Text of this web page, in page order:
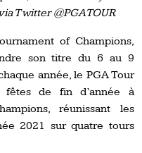
Twitter @PGATOUR
of Champions,
son titre du 6 au 9
année, le PGA Tour
de fin d’année à
réunissant les
2021 sur quatre tours